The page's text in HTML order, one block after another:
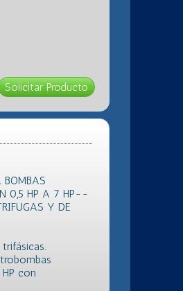
0,5 HP A 7 HP--
Y DE
con